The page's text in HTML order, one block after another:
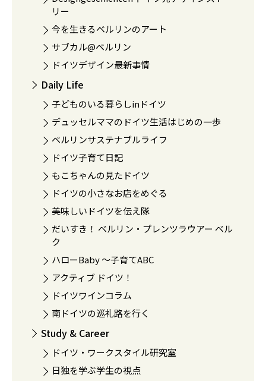
リー
今を生きるベルリンのアート
サブカル@ベルリン
ドイツデザイン最新事情
Daily Life
子どものいる暮らしinドイツ
デュッセルママのドイツ生活はじめの一歩
ベルリンサステナブルライフ
ドイツ子育て日記
もこちゃんの見たドイツ
ドイツの小さなお店をめぐる
美味しいドイツを伝え隊
だいすき！ ベルリン・プレンツラウアー ベル
ク
ハローBaby 〜子育てABC
アクティブ ドイツ！
ドイツワインコラム
南ドイツの巡礼路を行く
Study & Career
ドイツ・ワークスタイル研究室
日独を学ぶ学生の視点